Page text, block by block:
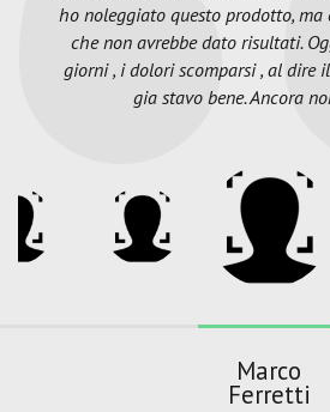
ho noleggiato questo prodotto, ma
che non avrebbe dato risultati.
giorni , i dolori scomparsi , al dire
gia stavo bene. Ancora
Marco
Ferretti